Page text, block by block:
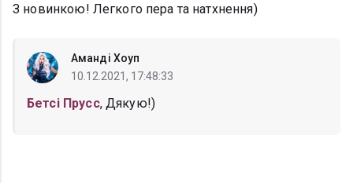
З новинкою! Легкого пера та натхнення)
Аманді Хоуп
10.12.2021, 17:48:33
Бетсі Прусс, Дякую!)